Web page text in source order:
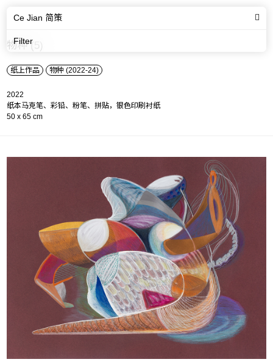
Ce Jian 简策
Filter
物种 (5)
物种 (2022-24)
纸上作品
2022
纸本马克笔、彩铅、粉笔、拼贴，银色印刷衬纸
50 x 65 cm